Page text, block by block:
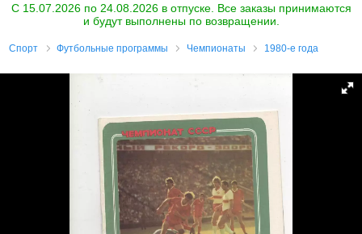
C 15.07.2026 по 24.08.2026 в отпуске. Все заказы принимаются
и будут выполнены по возвращении.
Спорт Футбольные программы Чемпионаты 1980-е года